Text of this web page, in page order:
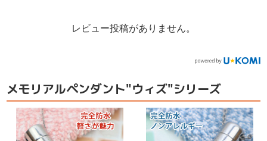
レビュー投稿がありません。
メモリアルペンダント"ウィズ"シリーズ